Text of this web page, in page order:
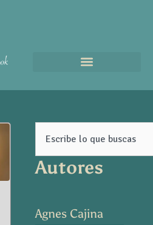
Autores
Agnes Cajina